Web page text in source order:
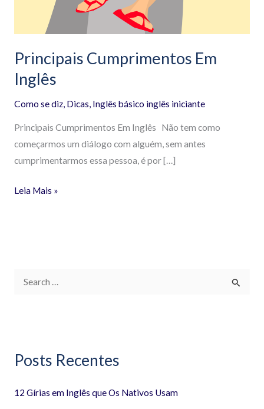
Principais Cumprimentos Em
Inglês
Como se diz, Dicas Inglês básico inglês iniciante
Principais Cumprimentos Em Inglês Não tem como
começarmos um diálogo com alguém, sem antes
cumprimentarmos essa pessoa, é por […]
Leia Mais »
u
s
Posts Recentes
12 Gírias em Inglês que Os Nativos Usam